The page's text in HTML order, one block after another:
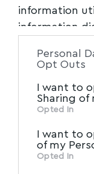
information
information
of the further
of
information
Participants
other third
Personal
Opt Outs
I want to
Sharing of
Opted In
I want to
of my
Opted In